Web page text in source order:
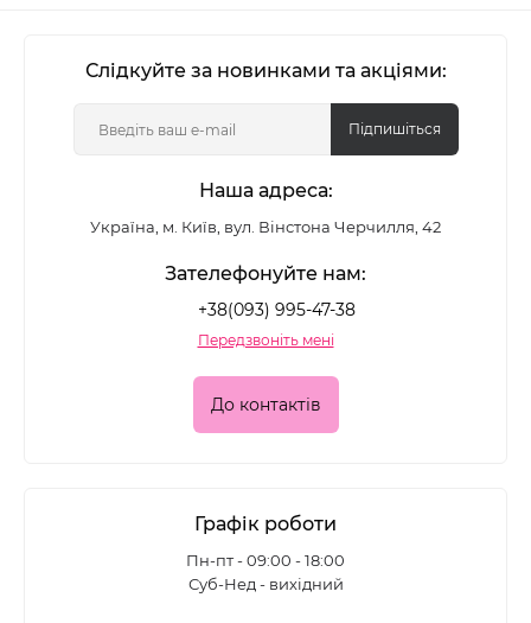
Слідкуйте за новинками та акціями:
Підпишіться
Наша адреса:
Україна, м. Київ, вул. Вінстона Черчилля, 42
Зателефонуйте нам:
+38(093) 995-47-38
Передзвоніть мені
До контактів
Графік роботи
Пн-пт - 09:00 - 18:00
Суб-Нед - вихідний